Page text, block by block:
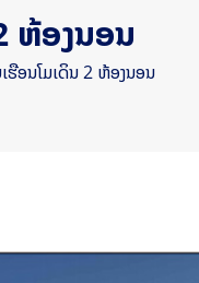
ຫ້ອງນອນ
ຮືອນໂມເດິນ 2 ຫ້ອງນອນ